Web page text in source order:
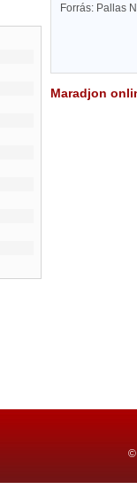
Forrás: Pallas
Maradjon
©